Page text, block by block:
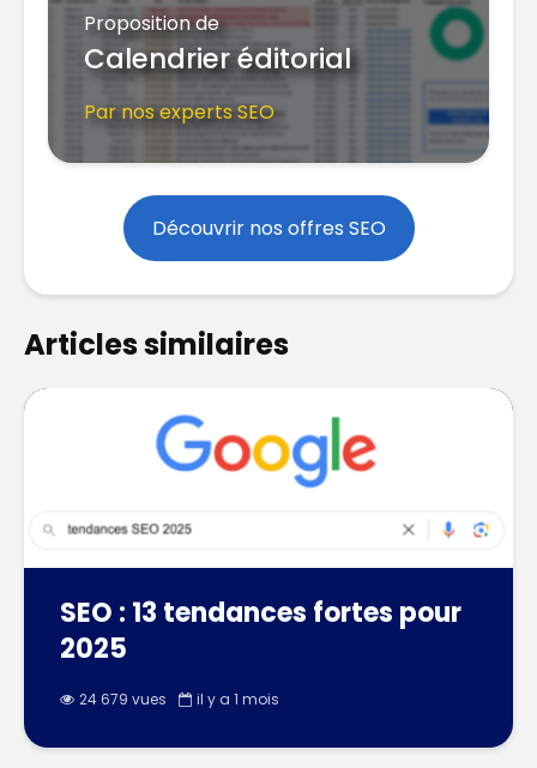
Proposition de
Calendrier éditorial
Par nos experts SEO
Découvrir nos offres SEO
Articles similaires
SEO : 13 tendances fortes pour
2025
24 679 vues il y a 1 mois